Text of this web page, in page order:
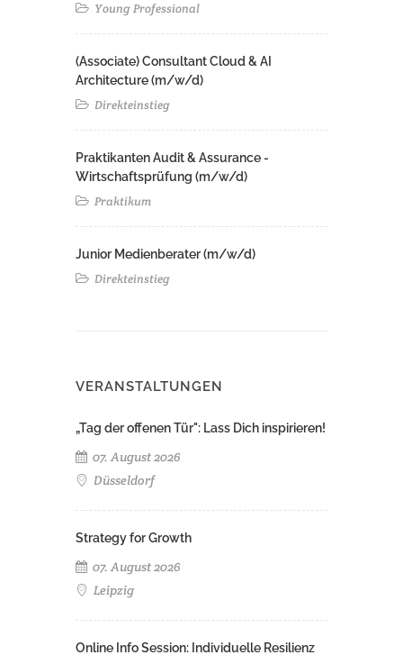
Young Professional
(Associate) Consultant Cloud & AI
Architecture (m/w/d)​ ​
Direkteinstieg
Praktikanten Audit & Assurance -
Wirtschaftsprüfung (m/w/d)
Praktikum
Junior Medienberater (m/w/d)
Direkteinstieg
VERANSTALTUNGEN
„Tag der offenen Tür": Lass Dich inspirieren!
07. August 2026
Düsseldorf
Strategy for Growth
07. August 2026
Leipzig
Online Info Session: Individuelle Resilienz